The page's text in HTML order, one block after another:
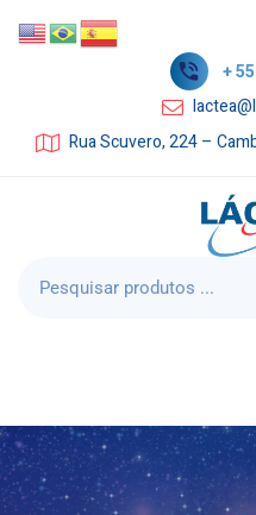
+
Rua Scuvero, 224 –